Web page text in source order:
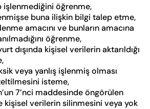
işlenmediğini öğrenme,
buna ilişkin bilgi talep etme,
amacını ve bunların amacına
öğrenme,
dışında kişisel verilerin aktarıldığı
veya yanlış işlenmiş olması
isteme,
7’nci maddesinde öngörülen
kişisel verilerin silinmesini veya yok